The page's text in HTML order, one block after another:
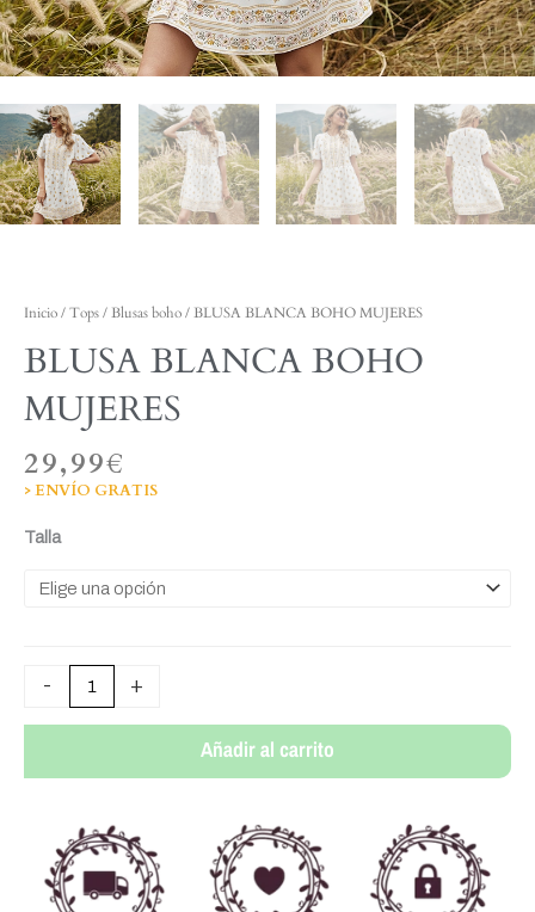
Inicio/Tops/Blusas boho/ BLUSA BLANCA BOHO MUJERES
BLUSA BLANCA BOHO
MUJERES
29,99€
> ENVÍO GRATIS
Talla
-
BLUSA
BOHO
cantidad
+
Añadir al carrito